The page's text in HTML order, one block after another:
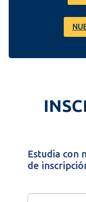
Estudia con
de